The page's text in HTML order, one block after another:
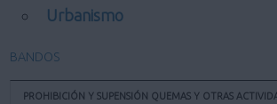
Urbanismo
BANDOS
PROHIBICIÓN Y SUPENSIÓN QUEMAS Y OTRAS